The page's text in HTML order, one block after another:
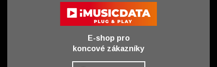
E-shop pro
koncové zákazníky